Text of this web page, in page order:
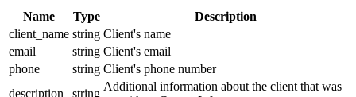
Name Type
Description
client_name string Client's name
email
string Client's email
phone
string Client's phone number
description
string
Additional information about the client that was